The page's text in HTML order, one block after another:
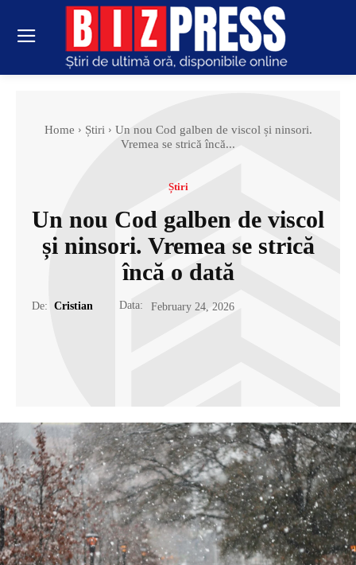
Home Știri
Un nou Cod galben de viscol și ninsori.
Vremea se strică încă...
Știri
Un nou Cod galben de viscol
și ninsori. Vremea se strică
încă o dată
De: Cristian Data: February 24, 2026